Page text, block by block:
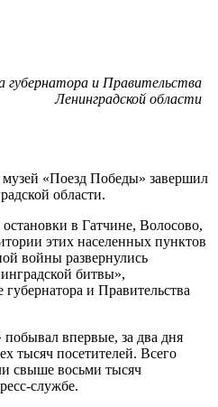
губернатора и Правительства
Ленинградской области
«Поезд Победы» завершил
области.
в Гатчине, Волосово,
этих населенных пунктов
войны развернулись
битвы»,
и Правительства
впервые, за два дня
тысяч посетителей. Всего
свыше восьми тысяч
службе.